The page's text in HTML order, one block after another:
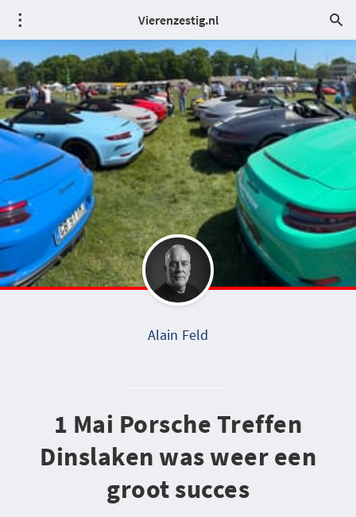
Vierenzestig.nl
Alain Feld
1 Mai Porsche Treffen
Dinslaken was weer een
groot succes